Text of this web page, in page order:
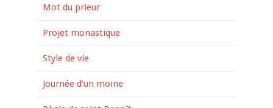
Mot du prieur
Projet monastique
Style de vie
Journée d’un moine